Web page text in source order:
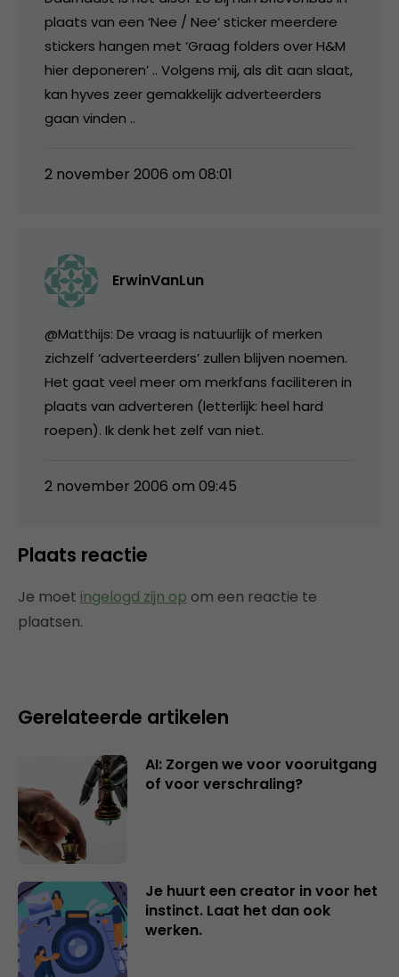
plaats van een ‘Nee / Nee’ sticker meerdere
stickers hangen met ‘Graag folders over H&M
hier deponeren’ .. Volgens mij, als dit aan slaat,
kan hyves zeer gemakkelijk adverteerders
gaan vinden ..
2 november 2006 om 08:01
ErwinVanLun
@Matthijs: De vraag is natuurlijk of merken
zichzelf ‘adverteerders’ zullen blijven noemen.
Het gaat veel meer om merkfans faciliteren in
plaats van adverteren (letterlijk: heel hard
roepen). Ik denk het zelf van niet.
2 november 2006 om 09:45
Plaats reactie
Je moet ingelogd zijn op om een reactie te
plaatsen.
Gerelateerde artikelen
AI: Zorgen we voor vooruitgang
of voor verschraling?
Je huurt een creator in voor het
instinct. Laat het dan ook
werken.